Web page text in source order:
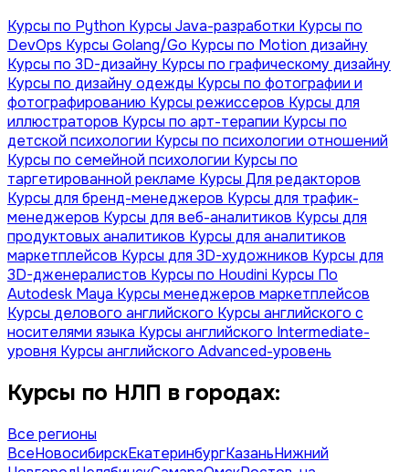
Курсы по Python Курсы Java-разработки Курсы по
DevOps Курсы Golang/Go Курсы по Motion дизайну
Курсы по 3D-дизайну Курсы по графическому дизайну
Курсы по дизайну одежды Курсы по фотографии и
фотографированию Курсы режиссеров Курсы для
иллюстраторов Курсы по арт-терапии Курсы по
детской психологии Курсы по психологии отношений
Курсы по семейной психологии Курсы по
таргетированной рекламе Курсы Для редакторов
Курсы для бренд-менеджеров Курсы для трафик-
менеджеров Курсы для веб-аналитиков Курсы для
продуктовых аналитиков Курсы для аналитиков
маркетплейсов Курсы для 3D-художников Курсы для
3D-дженералистов Курсы по Houdini Курсы По
Autodesk Maya Курсы менеджеров маркетплейсов
Курсы делового английского Курсы английского с
носителями языка Курсы английского Intermediate-
уровня Курсы английского Advanced-уровень
Курсы по НЛП в городах:
Все регионы
ВсеНовосибирскЕкатеринбургКазаньНижний